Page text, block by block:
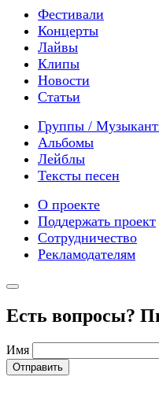
Фестивали
Концерты
Лайвы
Клипы
Новости
Статьи
Группы /
Альбомы
Лейблы
Тексты песен
О проекте
Поддержать проект
Сотрудничество
Рекламодателям
Есть вопросы?
Имя